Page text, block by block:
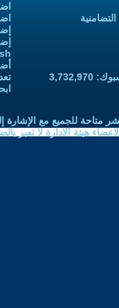
متاحة للجميع مع الإشارة
هيئة الادارة لا تعبر